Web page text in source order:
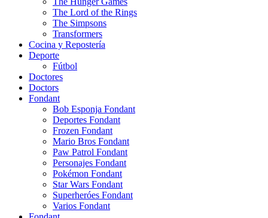
The Lord of the Rings
The Simpsons
Transformers
Cocina y Repostería
Deporte
Fútbol
Doctores
Doctors
Fondant
Bob Esponja Fondant
Deportes Fondant
Frozen Fondant
Mario Bros Fondant
Paw Patrol Fondant
Personajes Fondant
Pokémon Fondant
Star Wars Fondant
Superheróes Fondant
Varios Fondant